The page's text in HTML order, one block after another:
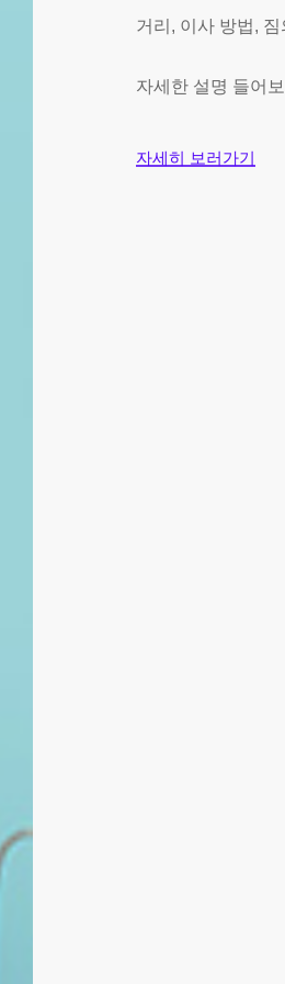
거리, 이사 방법,
자세한 설명 들어
자세히 보러가기